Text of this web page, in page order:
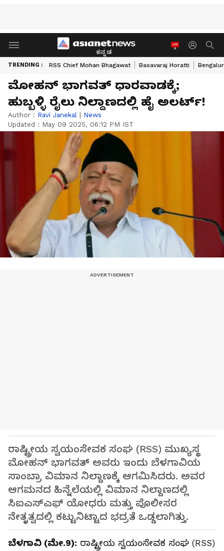
ಕನ್ನಡ
TRENDING : RSS Chief Mohan Bhagawat Basavaraj Horatti
ಮೋಹನ್ ಭಾಗವತ್ ಧಾರವಾಡಕ್ಕೆ;
ಹುಬ್ಬಳ್ಳಿ ರೈಲು ನಿಲ್ದಾಣದಲ್ಲಿ ಹೈ ಅಲರ್ಟ್!
Author : Ravi Janekal | News
Updated : May 09 2025, 06:12 PM IST
ರಾಷ್ಟ್ರೀಯ ಸ್ವಯಂಸೇವಕ ಸಂಘ (RSS) ಮುಖ್ಯಸ್ಥ
ಮೋಹನ್ ಭಾಗವತ್ ಅವರು ಇಂದು ಬೆಳಗಾವಿಯ
ಸಾಂಬ್ರಾ ವಿಮಾನ ನಿಲ್ದಾಣಕ್ಕೆ ಆಗಮಿಸಿದರು. ಅವರ
ಆಗಮನದ ಹಿನ್ನೆಲೆಯಲ್ಲಿ ವಿಮಾನ ನಿಲ್ದಾಣದಲ್ಲಿ
ಸಿಐಎಸ್‌ಎಫ್ ಯೋಧರು ಮತ್ತು ಪೊಲೀಸರ
ನೇತೃತ್ವದಲ್ಲಿ ಕಟ್ಟುನಿಟ್ಟಾದ ಭದ್ರತೆ ಒಡ್ಡಲಾಗಿತ್ತು.
ಬೆಳಗಾವಿ (ಮೇ.9): ರಾಷ್ಟ್ರೀಯ ಸ್ವಯಂಸೇವಕ ಸಂಘ (RSS)